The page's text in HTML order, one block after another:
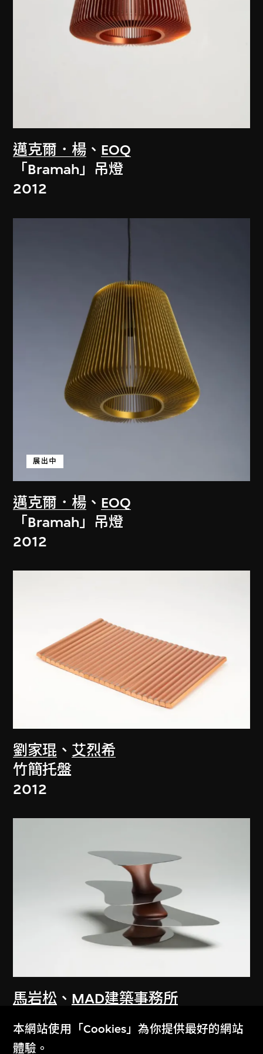
邁克爾．楊 、 EOQ
「Bramah」吊燈
2012
邁克爾．楊 、 EOQ
展出中
「Bramah」吊燈
2012
劉家琨 、 艾烈希
竹簡托盤
2012
馬岩松 、 MAD建築事務所
2012
本網站使用「Cookies」為你提供最好的網站
體驗。